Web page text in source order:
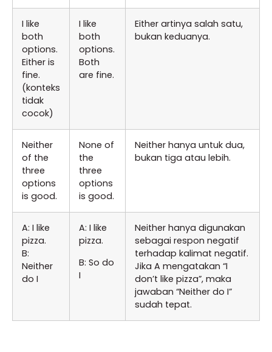
I like
both
options.
Either is
fine.
(konteks
tidak
cocok)
I like
both
options.
Both
are fine.
Either artinya salah satu,
bukan keduanya.
Neither
of the
three
options
is good.
None of
the
three
options
is good.
Neither hanya untuk dua,
bukan tiga atau lebih.
A: I like
pizza.
B:
Neither
do I
A: I like
pizza.
B: So do
I
Neither hanya digunakan
sebagai respon negatif
terhadap kalimat negatif.
Jika A mengatakan “I
don’t like pizza”, maka
jawaban “Neither do I”
sudah tepat.